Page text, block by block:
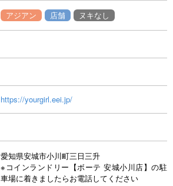
アジアン 店舗 ヌキなし
https://yourgirl.eei.jp/
愛知県安城市小川町三日三升
※コインランドリー【ボーテ 安城小川店】の駐
車場に着きましたらお電話してください